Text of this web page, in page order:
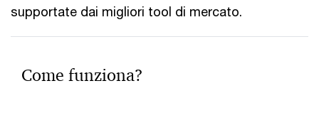
supportate dai migliori tool di mercato.
Come funziona?